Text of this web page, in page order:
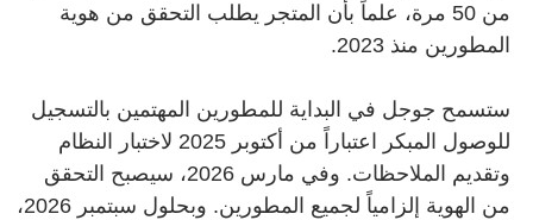
من 50 مرة، علماً بأن المتجر يطلب التحقق من هوية
المطورين منذ 2023.
ستسمح جوجل في البداية للمطورين المهتمين بالتسجيل
للوصول المبكر اعتباراً من أكتوبر 2025 لاختبار النظام
وتقديم الملاحظات. وفي مارس 2026، سيصبح التحقق
من الهوية إلزامياً لجميع المطورين. وبحلول سبتمبر 2026،